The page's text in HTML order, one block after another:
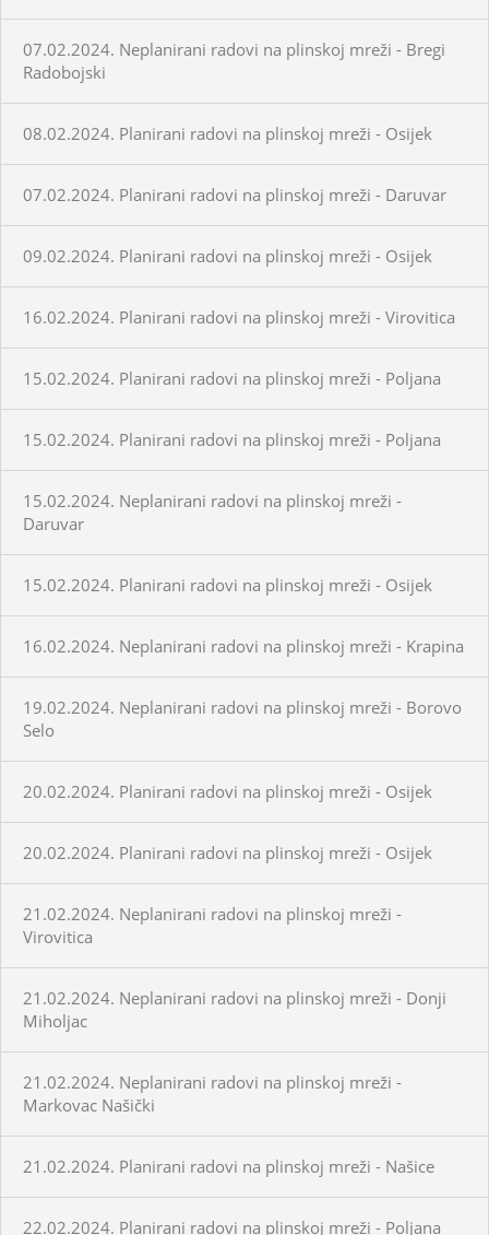
07.02.2024. Neplanirani radovi na plinskoj mreži - Bregi
Radobojski
08.02.2024. Planirani radovi na plinskoj mreži - Osijek
07.02.2024. Planirani radovi na plinskoj mreži - Daruvar
09.02.2024. Planirani radovi na plinskoj mreži - Osijek
16.02.2024. Planirani radovi na plinskoj mreži - Virovitica
15.02.2024. Planirani radovi na plinskoj mreži - Poljana
15.02.2024. Planirani radovi na plinskoj mreži - Poljana
15.02.2024. Neplanirani radovi na plinskoj mreži -
Daruvar
15.02.2024. Planirani radovi na plinskoj mreži - Osijek
16.02.2024. Neplanirani radovi na plinskoj mreži - Krapina
19.02.2024. Neplanirani radovi na plinskoj mreži - Borovo
Selo
20.02.2024. Planirani radovi na plinskoj mreži - Osijek
20.02.2024. Planirani radovi na plinskoj mreži - Osijek
21.02.2024. Neplanirani radovi na plinskoj mreži -
Virovitica
21.02.2024. Neplanirani radovi na plinskoj mreži - Donji
Miholjac
21.02.2024. Neplanirani radovi na plinskoj mreži -
Markovac Našički
21.02.2024. Planirani radovi na plinskoj mreži - Našice
22.02.2024. Planirani radovi na plinskoj mreži - Poljana